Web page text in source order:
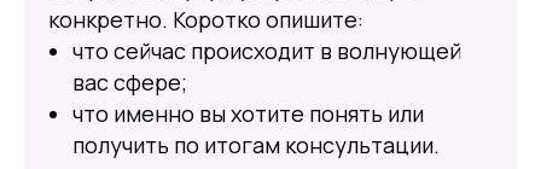
конкретно. Коротко опишите:
что сейчас происходит в волнующей
вас сфере;
что именно вы хотите понять или
получить по итогам консультации.
Гороскоп
Значения имён
Гадания
Натальная карта
Нумерология
Таро дня